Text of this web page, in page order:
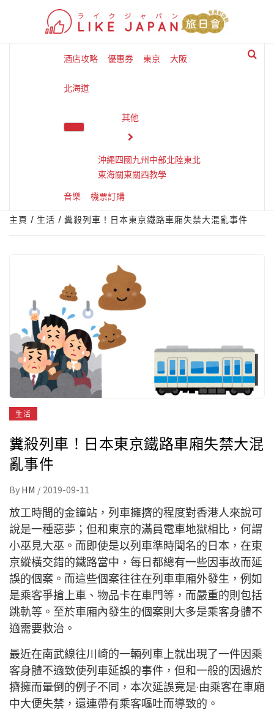
酒店攻略 優惠券 東京 大阪
北海道
其他
沖繩四國九州中部北陸東北
東海關東關西教學
音樂
機票訂購
主頁
生活 糞殺列車！日本東京鐵路車廂失禁大混亂事件
生活
糞殺列車！日本東京鐵路車廂失禁大混
亂事件
By HM / 2019-09-11
放工時間的金鐘站，列車擁擠的程度對香港人來說可
說是一種惡夢；但和東京的滿員電車地獄相比，何謂
小巫見大巫。而即使是以列車準時聞名的日本，在東
京縱橫交錯的鐵路當中，每日都總有一些因事故而延
誤的個案。而這些個案往往在列車車廂外發生，例如
是乘客爭搶上車、物品卡在車門等，而嚴重的則包括
跳軌等。至於車廂內發生的個案則大多是乘客身體不
適需要救治。
最近在南武線往川崎的一輛列車上就出現了一件因乘
客身體不適致使列車延誤的事件，但和一般的因過於
擠擁而暈倒的例子不同，本次延誤竟是·由乘客在車廂
中大便失禁，還連帶有乘客嘔吐而導致的。